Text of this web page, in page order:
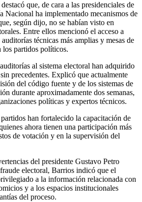
que, de cara a las presidenciales de
Nacional ha implementado mecanismos de
según dijo, no se habían visto en
Entre ellos mencionó el acceso a
técnicas más amplias y mesas de
los partidos políticos.
al sistema electoral han adquirido
precedentes. Explicó que actualmente
del código fuente y de los sistemas de
durante aproximadamente dos semanas,
políticas y expertos técnicos.
han fortalecido la capacitación de
ahora tienen una participación más
de votación y en la supervisión del
del presidente Gustavo Petro
electoral, Barrios indicó que el
a la información relacionada con
y a los espacios institucionales
del proceso.